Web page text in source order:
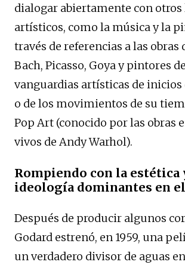
dialogar abiertamente con otros
artísticos, como la música y la
través de referencias a las obras
Bach, Picasso, Goya y pintores
vanguardias artísticas de inicios
o de los movimientos de su
Pop Art (conocido por las obras
vivos de Andy Warhol).
Rompiendo con la estética
ideología dominantes en
Después de producir algunos
Godard estrenó, en 1959, una
un verdadero divisor de aguas